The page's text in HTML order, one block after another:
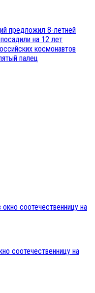
предложил 8-летней
на 12 лет
космонавтов
палец
соотечественницу на